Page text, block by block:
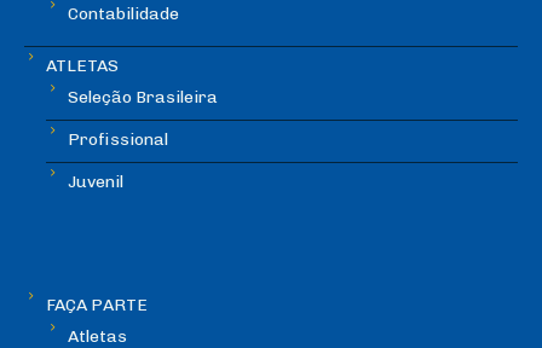
Contabilidade
ATLETAS
Seleção Brasileira
Profissional
Juvenil
FAÇA PARTE
Atletas